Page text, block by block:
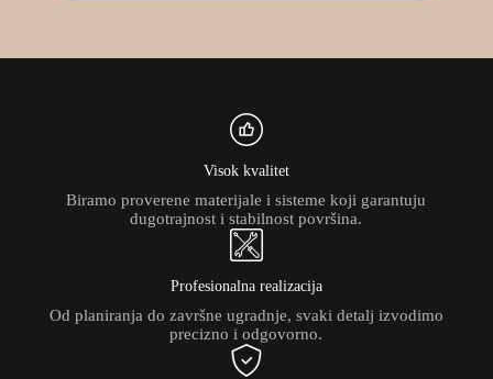
Visok kvalitet
Biramo proverene materijale i sisteme koji garantuju
dugotrajnost i stabilnost površina.
Profesionalna realizacija
Od planiranja do završne ugradnje, svaki detalj izvodimo
precizno i odgovorno.